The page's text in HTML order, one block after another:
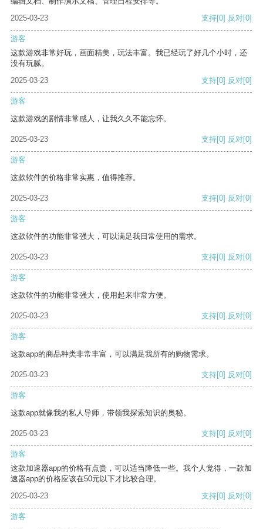
2025-03-23
支持[0] 反对[0]
游客
这款游戏非常好玩，画面精美，玩法丰富。我已经玩了好几个小时，还
没有玩腻。
2025-03-23
支持[0] 反对[0]
游客
这款游戏的剧情非常感人，让我久久不能忘怀。
2025-03-23 支持[0] 反对[0]
游客
这款软件的价格非常实惠，值得推荐。
2025-03-23 支持[0] 反对[0]
游客
这款软件的功能非常强大，可以满足我日常使用的需求。
2025-03-23 支持[0] 反对[0]
游客
这款软件的功能非常强大，使用起来非常方便。
2025-03-23 支持[0] 反对[0]
游客
这款app的商品种类非常丰富，可以满足我所有的购物需求。
2025-03-23 支持[0] 反对[0]
游客
这款app就像我的私人导师，带领我探索知识的奥秘。
2025-03-23 支持[0] 反对[0]
游客
这款加速器app的价格有点贵，可以适当降低一些。我个人觉得，一款加
速器app的价格应该在50元以下才比较合理。
2025-03-23
支持[0] 反对[0]
游客